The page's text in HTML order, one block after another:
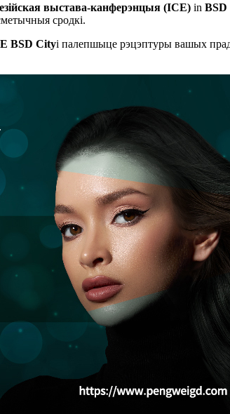
выстава-канферэнцыя (ICE) in BSD
сродкі.
BSD Cityі палепшыце рэцэптуры вашых